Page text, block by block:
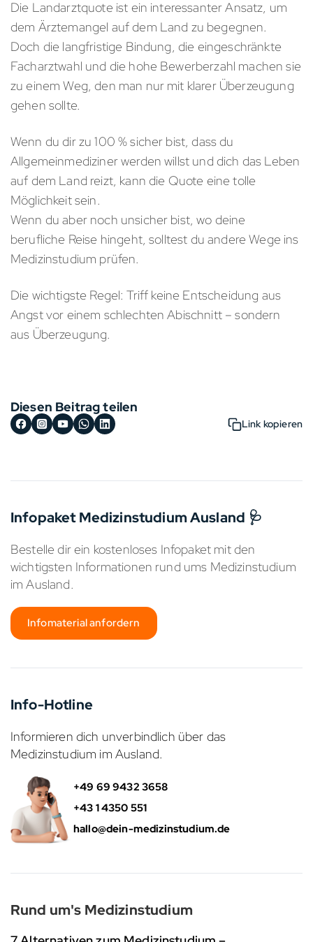
Die Landarztquote ist ein interessanter Ansatz, um
dem Ärztemangel auf dem Land zu begegnen.
Doch die langfristige Bindung, die eingeschränkte
Facharztwahl und die hohe Bewerberzahl machen sie
zu einem Weg, den man nur mit klarer Überzeugung
gehen sollte.
Wenn du dir zu 100 % sicher bist, dass du
Allgemeinmediziner werden willst und dich das Leben
auf dem Land reizt, kann die Quote eine tolle
Möglichkeit sein.
Wenn du aber noch unsicher bist, wo deine
berufliche Reise hingeht, solltest du andere Wege ins
Medizinstudium prüfen.
Die wichtigste Regel: Triff keine Entscheidung aus
Angst vor einem schlechten Abischnitt – sondern
aus Überzeugung.
Diesen Beitrag teilen
Link kopieren
Infopaket Medizinstudium Ausland 🩺
Bestelle dir ein kostenloses Infopaket mit den
wichtigsten Informationen rund ums Medizinstudium
im Ausland.
Infomaterial anfordern
Info-Hotline
Informieren dich unverbindlich über das
Medizinstudium im Ausland.
+49 69 9432 3658
+43 1 4350 551
hallo@dein-medizinstudium.de
Rund um's Medizinstudium